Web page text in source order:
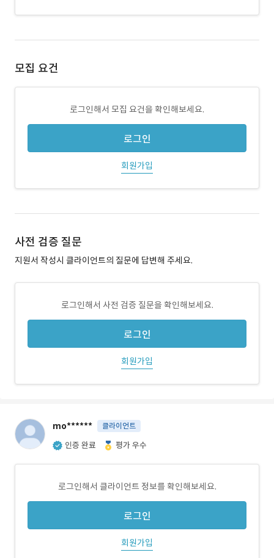
모집 요건
로그인해서 모집 요건을 확인해보세요.
로그인
회원가입
사전 검증 질문
지원서 작성시 클라이언트의 질문에 답변해 주세요.
로그인해서 사전 검증 질문을 확인해보세요.
로그인
회원가입
mo****** 클라이언트
인증 완료 평가 우수
로그인해서 클라이언트 정보를 확인해보세요.
로그인
회원가입